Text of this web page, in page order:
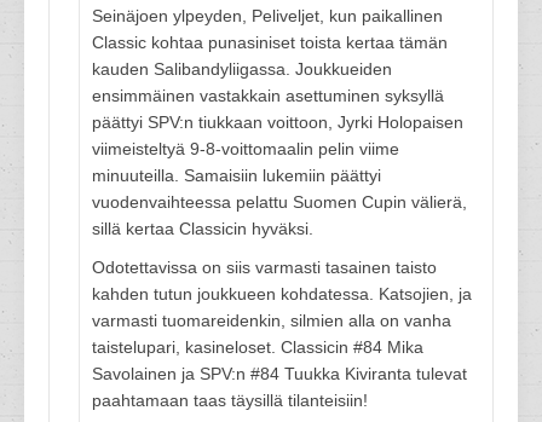
Seinäjoen ylpeyden, Peliveljet, kun paikallinen
Classic kohtaa punasiniset toista kertaa tämän
kauden Salibandyliigassa. Joukkueiden
ensimmäinen vastakkain asettuminen syksyllä
päättyi SPV:n tiukkaan voittoon, Jyrki Holopaisen
viimeisteltyä 9-8-voittomaalin pelin viime
minuuteilla. Samaisiin lukemiin päättyi
vuodenvaihteessa pelattu Suomen Cupin välierä,
sillä kertaa Classicin hyväksi.
Odotettavissa on siis varmasti tasainen taisto
kahden tutun joukkueen kohdatessa. Katsojien, ja
varmasti tuomareidenkin, silmien alla on vanha
taistelupari, kasineloset. Classicin #84 Mika
Savolainen ja SPV:n #84 Tuukka Kiviranta tulevat
paahtamaan taas täysillä tilanteisiin!